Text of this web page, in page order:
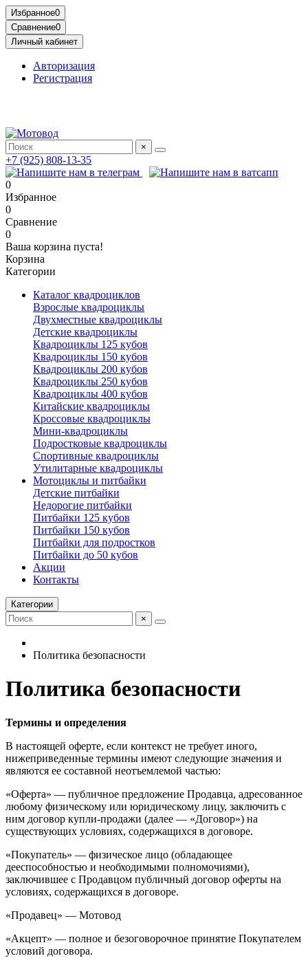
Избранное0
Сравнение0
Личный кабинет
Авторизация
Регистрация
×
+7 (925) 808-13-35
0
Избранное
0
Сравнение
0
Ваша корзина пуста!
Корзина
Категории
Каталог квадроциклов
Взрослые квадроциклы
Двухместные квадроциклы
Детские квадроциклы
Квадроциклы 125 кубов
Квадроциклы 150 кубов
Квадроциклы 200 кубов
Квадроциклы 250 кубов
Квадроциклы 400 кубов
Китайские квадроциклы
Кроссовые квадроциклы
Мини-квадроциклы
Подростковые квадроциклы
Спортивные квадроциклы
Утилитарные квадроциклы
Мотоциклы и питбайки
Детские питбайки
Недорогие питбайки
Питбайки 125 кубов
Питбайки 150 кубов
Питбайки для подростков
Питбайки до 50 кубов
Акции
Контакты
Категории
×
Политика безопасности
Политика безопасности
Термины и определения
В настоящей оферте, если контекст не требует иного,
нижеприведенные термины имеют следующие значения и
являются ее составной неотъемлемой частью:
«Оферта» — публичное предложение Продавца, адресованное
любому физическому или юридическому лицу, заключить с
ним договор купли-продажи (далее — «Договор») на
существующих условиях, содержащихся в договоре.
«Покупатель» — физическое лицо (обладающее
дееспособностью и необходимыми полномочиями),
заключившее с Продавцом публичный договор оферты на
условиях, содержащихся в договоре.
«Продавец» — Мотовод
«Акцепт» — полное и безоговорочное принятие Покупателем
условий договора.